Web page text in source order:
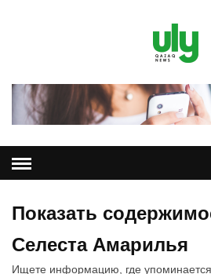
Показать
Селеста Амарилья
Ищете информацию, где